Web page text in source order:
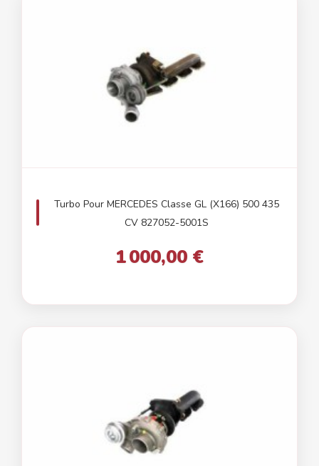
Turbo Pour MERCEDES Classe GL (X166) 500 435
CV 827052-5001S
1 000,00 €